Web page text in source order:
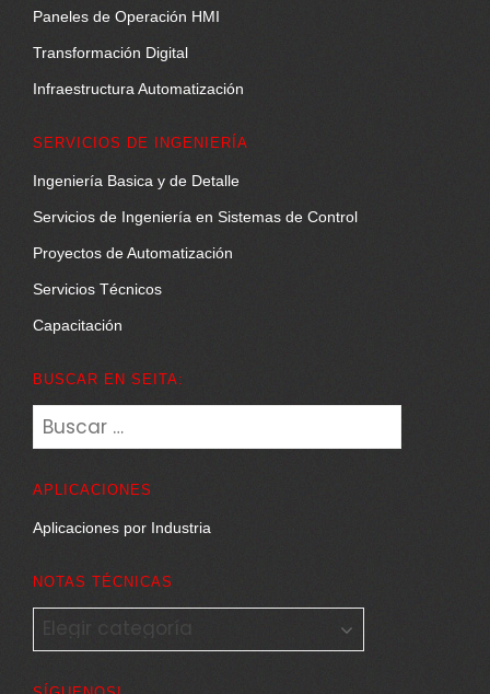
Paneles de Operación HMI
Transformación Digital
Infraestructura Automatización
SERVICIOS DE INGENIERÍA
Ingeniería Basica y de Detalle
Servicios de Ingeniería en Sistemas de Control
Proyectos de Automatización
Servicios Técnicos
Capacitación
BUSCAR EN SEITA:
Buscar:
APLICACIONES
Aplicaciones por Industria
NOTAS TÉCNICAS
NOTAS
TÉCNICAS